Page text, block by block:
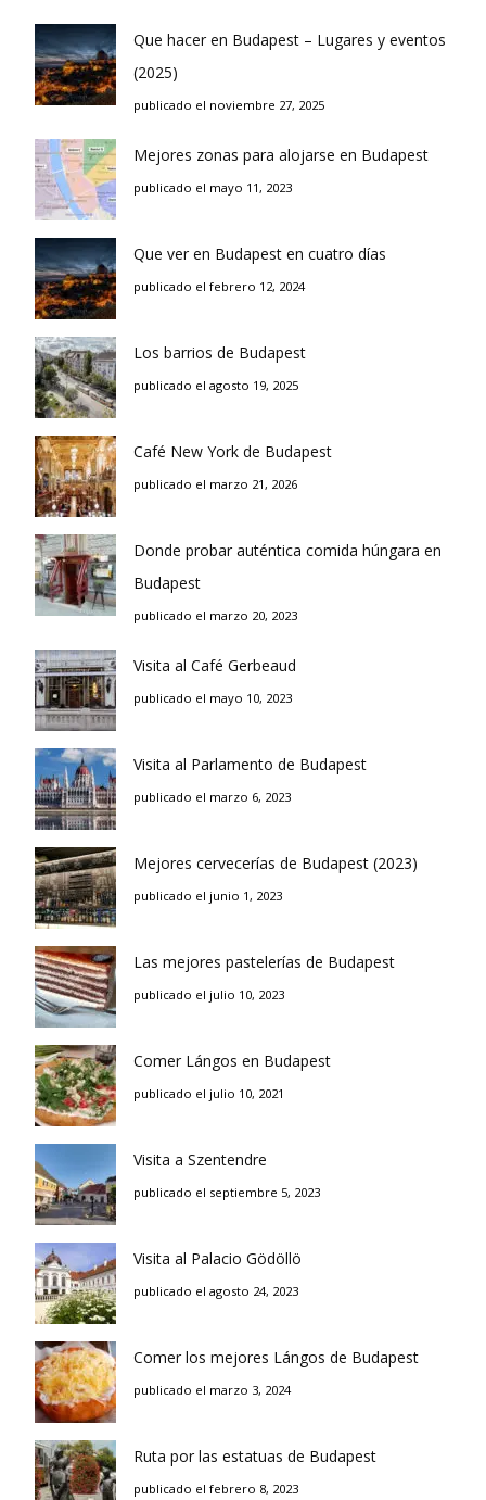
Que hacer en Budapest – Lugares y eventos
(2025)
publicado el noviembre 27, 2025
Mejores zonas para alojarse en Budapest
publicado el mayo 11, 2023
Que ver en Budapest en cuatro días
publicado el febrero 12, 2024
Los barrios de Budapest
publicado el agosto 19, 2025
Café New York de Budapest
publicado el marzo 21, 2026
Donde probar auténtica comida húngara en
Budapest
publicado el marzo 20, 2023
Visita al Café Gerbeaud
publicado el mayo 10, 2023
Visita al Parlamento de Budapest
publicado el marzo 6, 2023
Mejores cervecerías de Budapest (2023)
publicado el junio 1, 2023
Las mejores pastelerías de Budapest
publicado el julio 10, 2023
Comer Lángos en Budapest
publicado el julio 10, 2021
Visita a Szentendre
publicado el septiembre 5, 2023
Visita al Palacio Gödöllö
publicado el agosto 24, 2023
Comer los mejores Lángos de Budapest
publicado el marzo 3, 2024
Ruta por las estatuas de Budapest
publicado el febrero 8, 2023